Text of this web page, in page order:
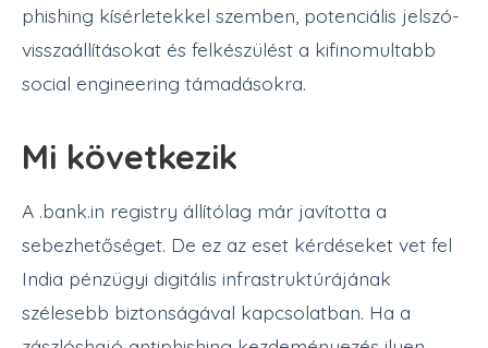
phishing kísérletekkel szemben, potenciális jelszó-
visszaállításokat és felkészülést a kifinomultabb
social engineering támadásokra.
Mi következik
A .bank.in registry állítólag már javította a
sebezhetőséget. De ez az eset kérdéseket vet fel
India pénzügyi digitális infrastruktúrájának
szélesebb biztonságával kapcsolatban. Ha a